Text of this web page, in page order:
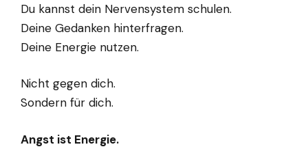
Du kannst dein Nervensystem schulen.
Deine Gedanken hinterfragen.
Deine Energie nutzen.
Nicht gegen dich.
Sondern für dich.
Angst ist Energie.